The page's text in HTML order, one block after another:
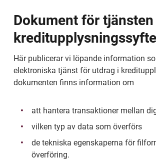
Dokument för
kreditupplysningssyfte
Här publicerar vi löpande information
elektroniska tjänst för utdrag i
dokumenten finns information om
att hantera transaktioner mellan
vilken typ av data som överförs
de tekniska egenskaperna för
överföring.